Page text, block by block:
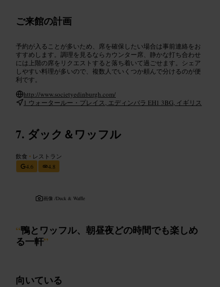
ご来館の計画
予約が入ることが多いため、席を確保したい場合は事前連絡をお
すすめします。調理を見るならカウンター席、静かな打ち合わせ
には上階の席をリクエストすると落ち着いて過ごせます。シェア
しやすい料理が多いので、複数人でいくつか頼んで分けるのが便
利です。
http://www.societyedinburgh.com/
1 ウォータールー・プレイス, エディンバラ EH1 3BG, イギリス
ダック＆ワッフル
飲食 • レストラン
4.6
4.8
画像 /Duck & Waffle
“鴨とワッフル、朝昼夜どの時間でも楽しめ
る一軒”
向いている